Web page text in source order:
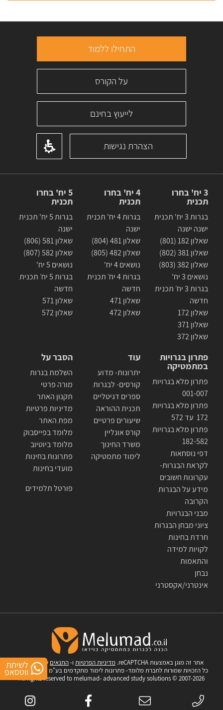
לשיחת
ווטסאפ
התחילו ללמוד
על הקורס
לייעוץ בחינם
הצהרת נגישות
3 יח' בחרו
תכנית
בגרות 3 יח' תכנית
ישנה ישנה
שאלון 182 (801)
שאלון 381 (802)
שאלון 382 (803)
נושאים 3 יח'
בגרות 3 יח׳ תכנית
חדשה
שאלון 172
שאלון 371
שאלון 372
4 יח' בחרו
תכנית
בגרות 4 יח' תכנית
ישנה
שאלון 481 (804)
שאלון 482 (805)
נושאים 4 יח'
בגרות 4 יח׳ תכנית
חדשה
שאלון 471
שאלון 472
5 יח' בחרו
תכנית
בגרות 5 יח' תכנית
ישנה
שאלון 581 (806)
שאלון 582 (807)
נושאים 5 יח'
בגרות 5 יח׳ תכנית
חדשה
שאלון 571
שאלון 572
פתרון בגרויות
במתמטיקה
פתרון מלא בגרויות
001-007
פתרון מלא בגרויות
172 עד 572
פתרון מלא בגרויות
182-582
דפי נוסחאות
לקראת הבגרות-
עקרונות חשובים
מידע על הבגרות
הקרובה
מבני הבגרויות
ציוני מבחן הבגרות
חרדת בחינות
לקויות למידה
והתאמות
נבחן
אינטרני/אקסטרני
עוד
יתרונות- מדוע
קורסים- לבגרות
ספרים דגיטליים
תכנית ההוראה
שיעורים פרטיים
קורס אונליין
משרד החינוך
לימוד מתמטיקה
הסבר על
השלמת בגרות
מורה פרטי
תקנון האתר
מדיניות פרטיות
מפת האתר
מלומד בפייסבוק
מלומד ביוטיוב
פתרונות בחינות
מועדי בחינות
פורטל תלמידים
אתר זה מוגן באמצעות reCAPTCHA. מדיניות הפרטיות ו-התנאים של Google.
כל הזכויות שמורות לחברת מלומד- פתרונות לימוד מתקדמים בע"מ © 2007-2026
All rights reserved to melumad- advanced study solutions © 2007-2026